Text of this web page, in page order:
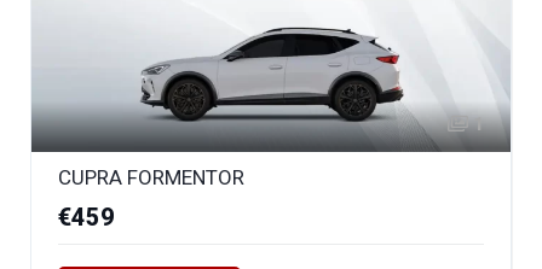
1
CUPRA FORMENTOR
€459